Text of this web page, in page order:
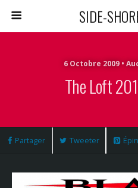
SIDE-
6 Octobre 2009 •
The Loft
Partager Tweeter